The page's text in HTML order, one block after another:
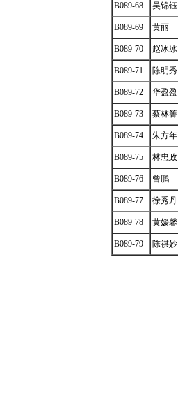
B089-68 吴锦钰
B089-69 黄丽
B089-70 赵冰冰
B089-71 陈明秀
B089-72 华盈盈
B089-73 蔡林箐
B089-74 朱方年
B089-75 林忠政
B089-76 曾鹏
B089-77 徐秀丹
B089-78 黄嫒馨
B089-79 陈祺妙